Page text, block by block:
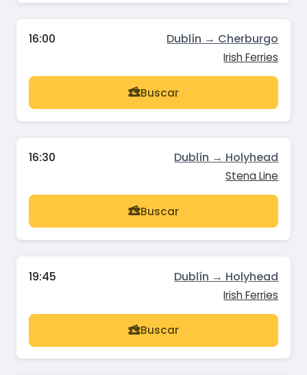
16:00 Dublín → Cherburgo
Irish Ferries
Buscar
16:30 Dublín → Holyhead
Stena Line
Buscar
19:45 Dublín → Holyhead
Irish Ferries
Buscar